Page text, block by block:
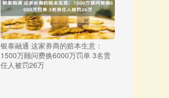
银泰融通 这家券商的赔本生意：
1500万顾问费换6000万罚单 3名责
任人被罚26万